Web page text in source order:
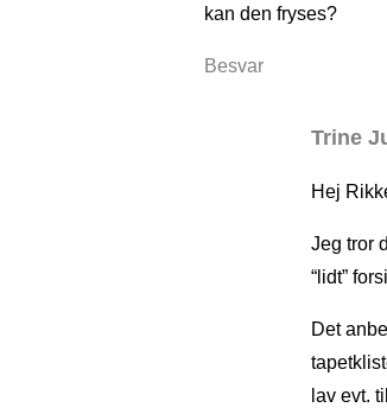
kan den fryses?
Besvar
Trine
Hej
Jeg tror
“lidt”
Det
lav evt.